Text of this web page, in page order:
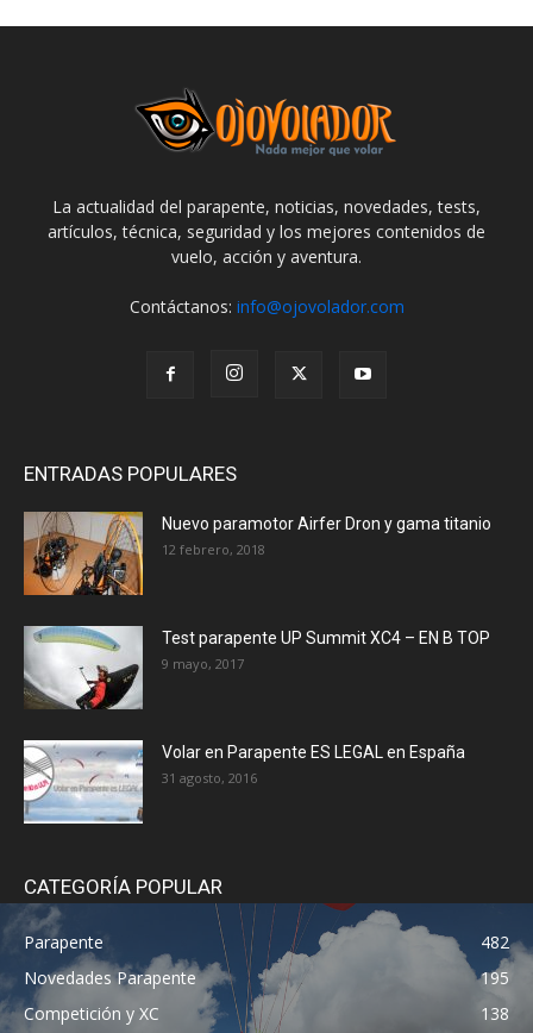
La actualidad del parapente, noticias, novedades, tests,
artículos, técnica, seguridad y los mejores contenidos de
vuelo, acción y aventura.
Contáctanos: info@ojovolador.com
ENTRADAS POPULARES
Nuevo paramotor Airfer Dron y gama titanio
12 febrero, 2018
Test parapente UP Summit XC4 – EN B TOP
9 mayo, 2017
Volar en Parapente ES LEGAL en España
31 agosto, 2016
CATEGORÍA POPULAR
Parapente
482
Novedades Parapente
195
Competición y XC
138